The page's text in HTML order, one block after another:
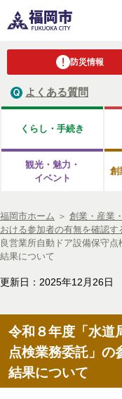
防災情報
よくある質問
くらし・手続き
観光・魅力・
イベント
創
福岡市ホーム ＞ 創業・産業
おける参加者の有無を確認す
良営業所自動ドア設備保守
結果について
更新日：2025年12月26日
令和８年度「水道
点検業務委託」の
結果について